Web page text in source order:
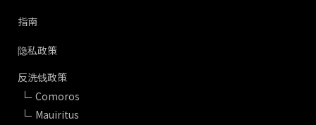
指南
隐私政策
反洗钱政策
Comoros
Mauiritus